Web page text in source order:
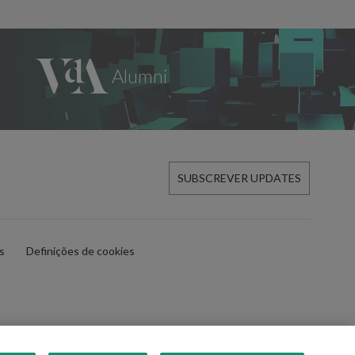
SUBSCREVER UPDATES
Definições de cookies